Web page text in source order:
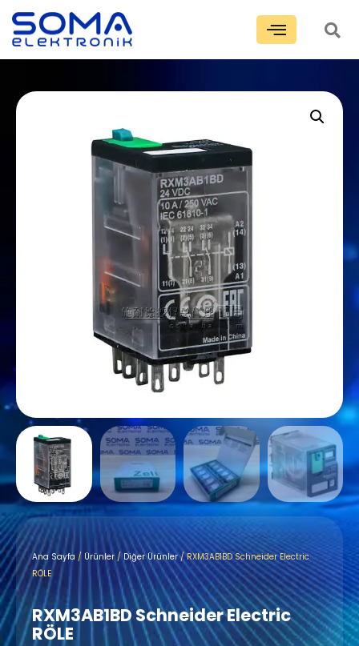
Ana Sayfa / Ürünler /Diğer Ürünler/ RXM3AB1BD Schneider Electric
RÖLE
RXM3AB1BD Schneider Electric
RÖLE